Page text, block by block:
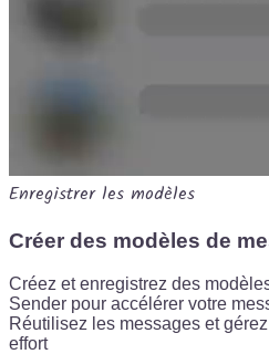
Enregistrer les modèles
Créer des modèles de
Créez et enregistrez des
Sender pour accélérer votre
Réutilisez les messages et
effort